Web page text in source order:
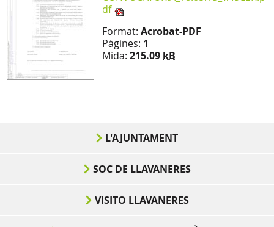
df
Format: Acrobat-PDF
Pàgines: 1
Mida: 215.09 kB
L'AJUNTAMENT
SOC DE LLAVANERES
VISITO LLAVANERES